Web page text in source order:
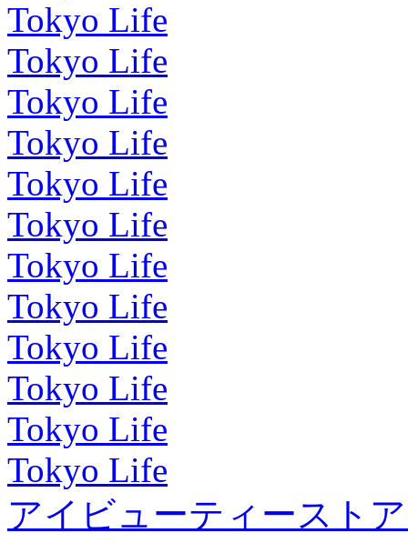
Tokyo Life
Tokyo Life
Tokyo Life
Tokyo Life
Tokyo Life
Tokyo Life
Tokyo Life
Tokyo Life
Tokyo Life
Tokyo Life
Tokyo Life
Tokyo Life
アイビューティースト